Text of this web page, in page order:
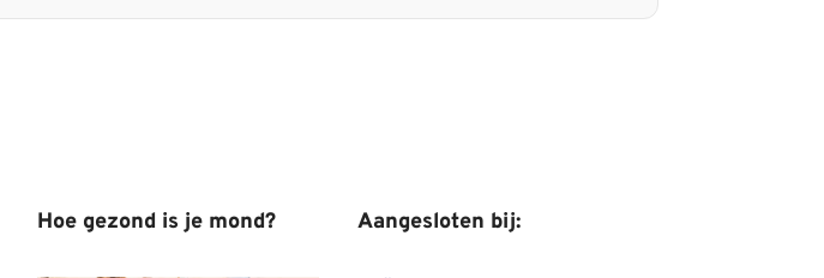
Hoe gezond is je mond? Aangesloten bij: